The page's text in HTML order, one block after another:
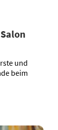
und
beim